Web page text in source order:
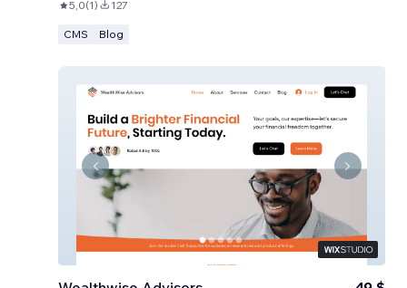
5,0(1) 127
CMS Blog